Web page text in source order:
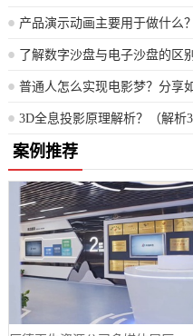
产品演示动画主要用于做什么？
案例推荐